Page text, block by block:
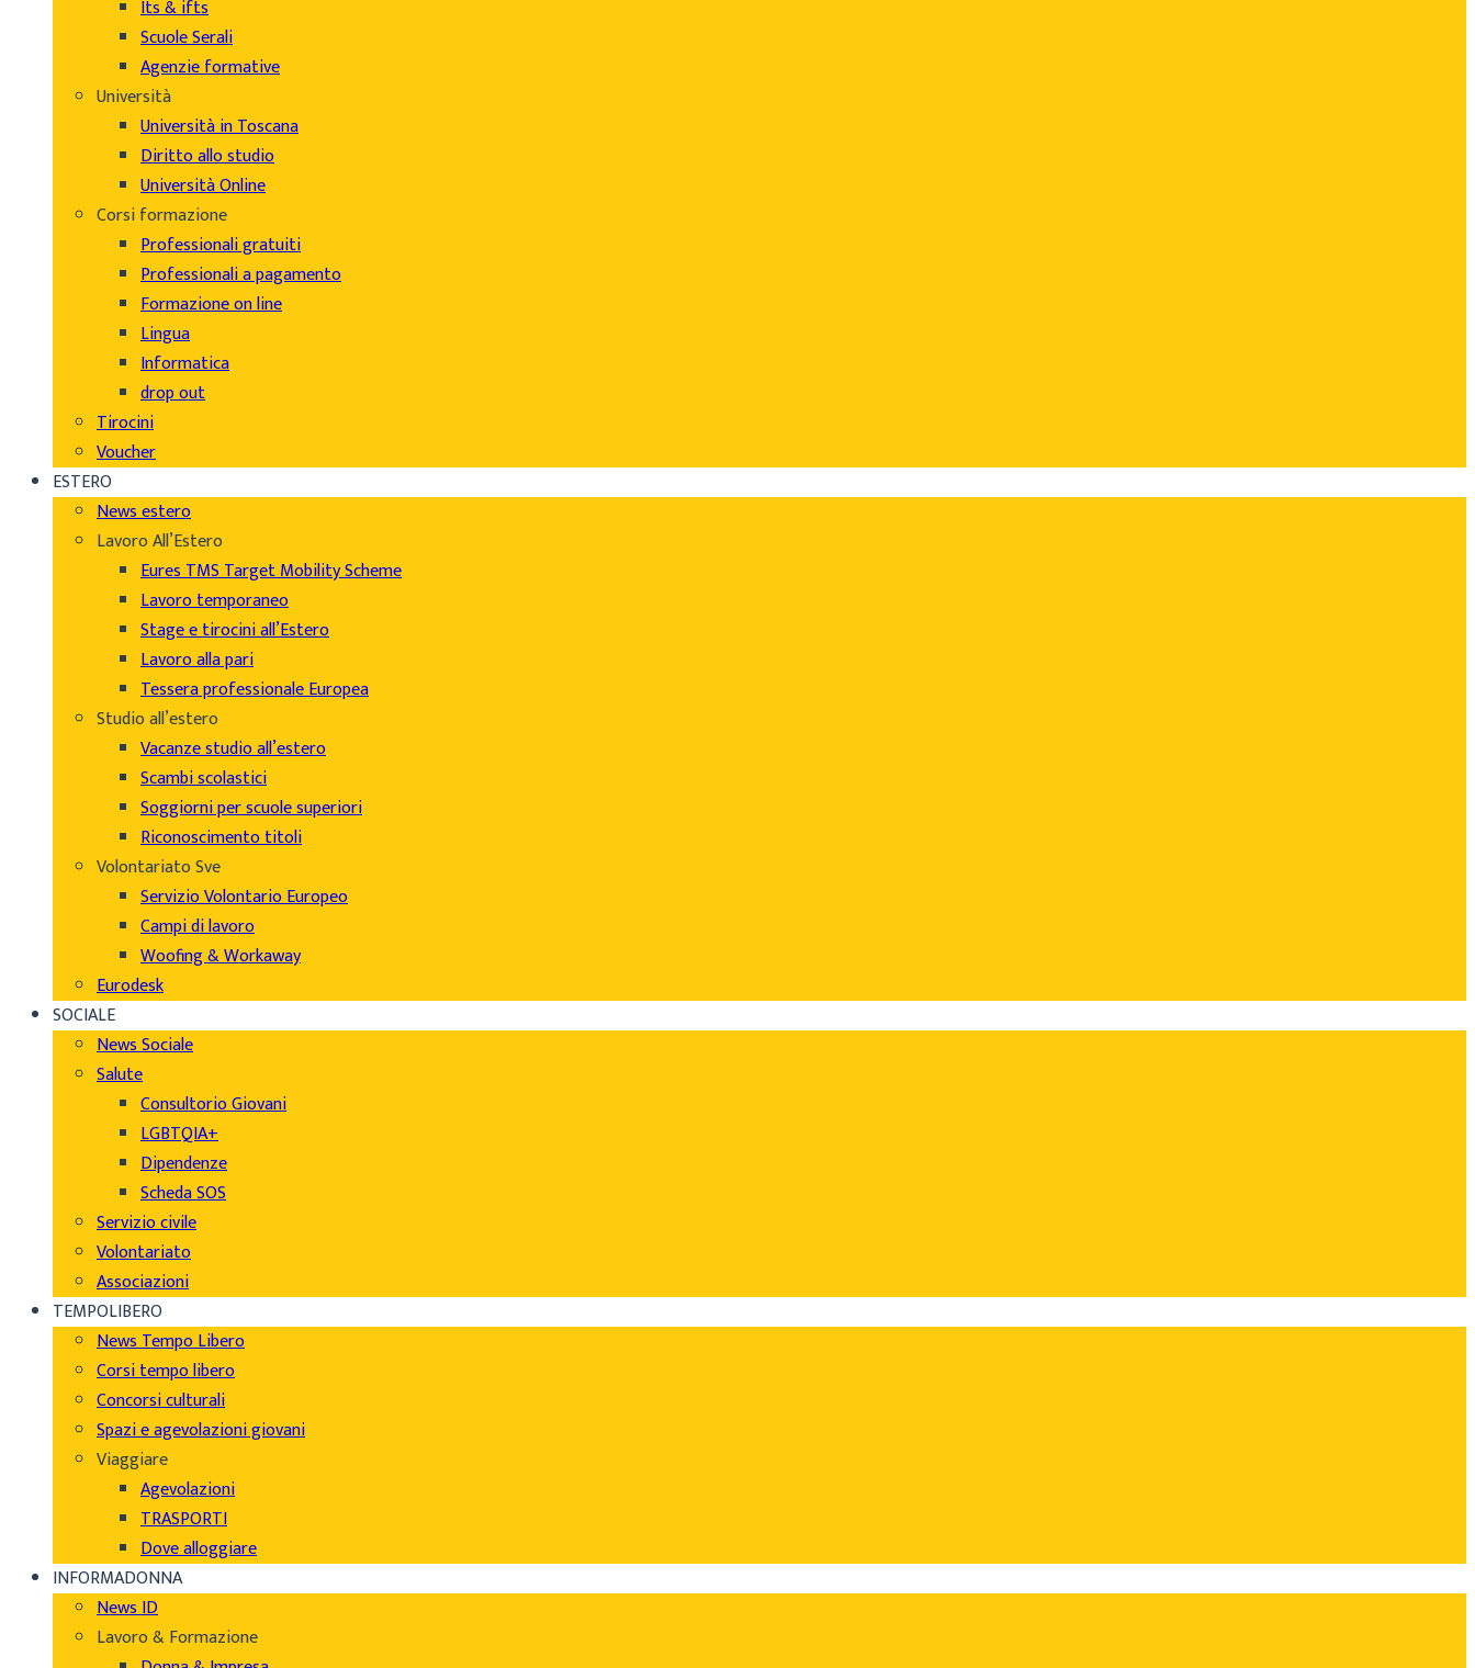
Its & ifts
Scuole Serali
Agenzie formative
Università
Università in Toscana
Diritto allo studio
Università Online
Corsi formazione
Professionali gratuiti
Professionali a pagamento
Formazione on line
Lingua
Informatica
drop out
Tirocini
Voucher
ESTERO
News estero
Lavoro All’Estero
Eures TMS Target Mobility Scheme
Lavoro temporaneo
Stage e tirocini all’Estero
Lavoro alla pari
Tessera professionale Europea
Studio all’estero
Vacanze studio all’estero
Scambi scolastici
Soggiorni per scuole superiori
Riconoscimento titoli
Volontariato Sve
Servizio Volontario Europeo
Campi di lavoro
Woofing & Workaway
Eurodesk
SOCIALE
News Sociale
Salute
Consultorio Giovani
LGBTQIA+
Dipendenze
Scheda SOS
Servizio civile
Volontariato
Associazioni
TEMPOLIBERO
News Tempo Libero
Corsi tempo libero
Concorsi culturali
Spazi e agevolazioni giovani
Viaggiare
Agevolazioni
TRASPORTI
Dove alloggiare
INFORMADONNA
News ID
Lavoro & Formazione